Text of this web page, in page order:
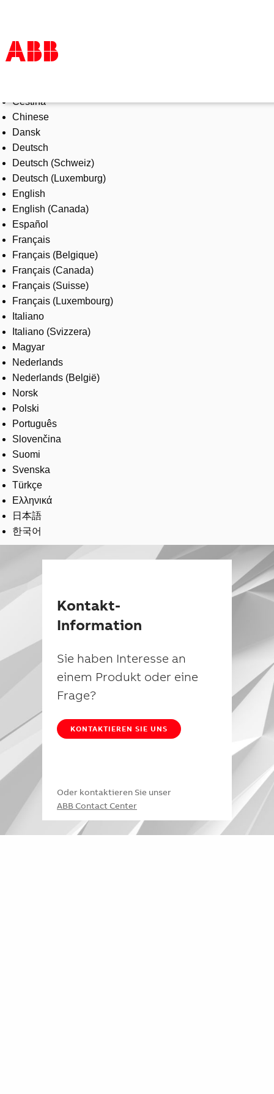
Produkte und Leistungen
Branchenlösungen
Service
Über uns
Vertriebspartner finden
Kontakt
Karriere
Čeština
Chinese
Dansk
Deutsch
Deutsch (Schweiz)
Deutsch (Luxemburg)
English
English (Canada)
Español
Français
Français (Belgique)
Français (Canada)
Français (Suisse)
Français (Luxembourg)
Italiano
Italiano (Svizzera)
Magyar
Nederlands
Nederlands (België)
Norsk
Polski
Português
Slovenčina
Suomi
Svenska
Türkçe
Ελληνικά
日本語
한국어
Kontakt-
Information
Sie haben Interesse an
einem Produkt oder eine
Frage?
KONTAKTIEREN SIE UNS
Oder kontaktieren Sie unser
ABB Contact Center